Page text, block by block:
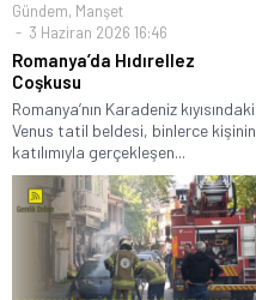
Gündem, Manşet
3 Haziran 2026 16:46
Romanya’da Hıdırellez
Coşkusu
Romanya’nın Karadeniz kıyısındaki
Venus tatil beldesi, binlerce kişinin
katılımıyla gerçekleşen...